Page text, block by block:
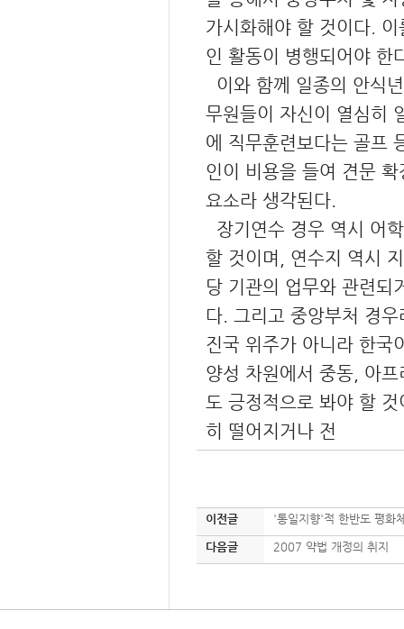
가시화해야 할 것이다.
인 활동이 병행되어야 한
이와 함께 일종의 안식
무원들이 자신이 열심히
에 직무훈련보다는 골프
인이 비용을 들여 견문
요소라 생각된다.
장기연수 경우 역시 어
할 것이며, 연수지 역시
당 기관의 업무와 관련되
다. 그리고 중앙부처 경
진국 위주가 아니라 한국
양성 차원에서 중동, 아
도 긍정적으로 봐야 할
히 떨어지거나 전
이전글 '통일지향'적 한반도 평화
다음글 2007 약법 개정의 취지